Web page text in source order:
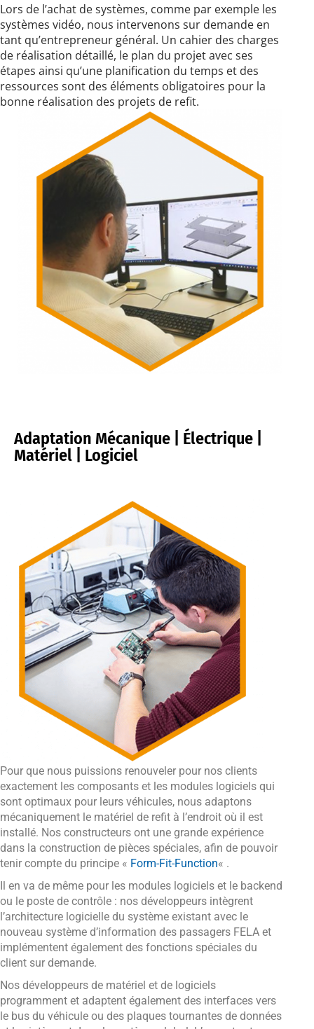
Lors de l’achat de systèmes, comme par exemple les
systèmes vidéo, nous intervenons sur demande en
tant qu’entrepreneur général. Un cahier des charges
de réalisation détaillé, le plan du projet avec ses
étapes ainsi qu’une planification du temps et des
ressources sont des éléments obligatoires pour la
bonne réalisation des projets de refit.
Adaptation Mécanique | Électrique |
Matériel | Logiciel
Pour que nous puissions renouveler pour nos clients
exactement les composants et les modules logiciels qui
sont optimaux pour leurs véhicules, nous adaptons
mécaniquement le matériel de refit à l’endroit où il est
installé. Nos constructeurs ont une grande expérience
dans la construction de pièces spéciales, afin de pouvoir
tenir compte du principe « Form-Fit-Function« .
Il en va de même pour les modules logiciels et le backend
ou le poste de contrôle : nos développeurs intègrent
l’architecture logicielle du système existant avec le
nouveau système d’information des passagers FELA et
implémentent également des fonctions spéciales du
client sur demande.
Nos développeurs de matériel et de logiciels
programment et adaptent également des interfaces vers
le bus du véhicule ou des plaques tournantes de données